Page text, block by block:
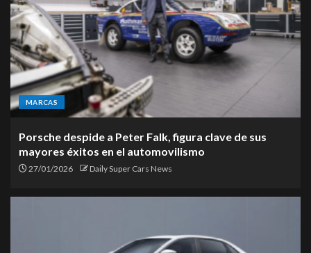
MARCAS
Porsche despide a Peter Falk, figura clave de sus
mayores éxitos en el automovilismo
27/01/2026 Daily Super Cars News